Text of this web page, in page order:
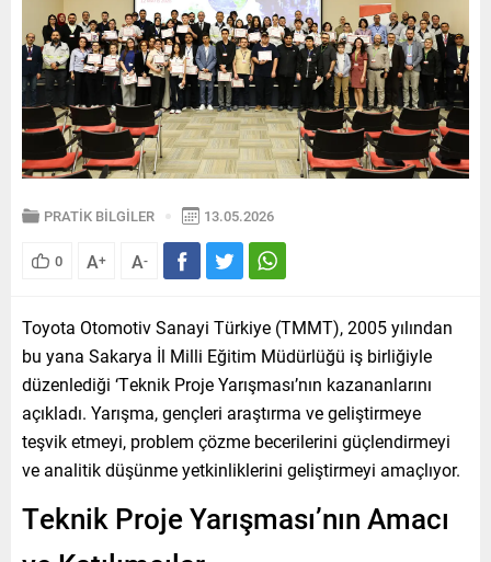
PRATİK BİLGİLER 13.05.2026
0 A+ A-
Toyota Otomotiv Sanayi Türkiye (TMMT), 2005 yılından
bu yana Sakarya İl Milli Eğitim Müdürlüğü iş birliğiyle
düzenlediği ‘Teknik Proje Yarışması’nın kazananlarını
açıkladı. Yarışma, gençleri araştırma ve geliştirmeye
teşvik etmeyi, problem çözme becerilerini güçlendirmeyi
ve analitik düşünme yetkinliklerini geliştirmeyi amaçlıyor.
Teknik Proje Yarışması’nın Amacı